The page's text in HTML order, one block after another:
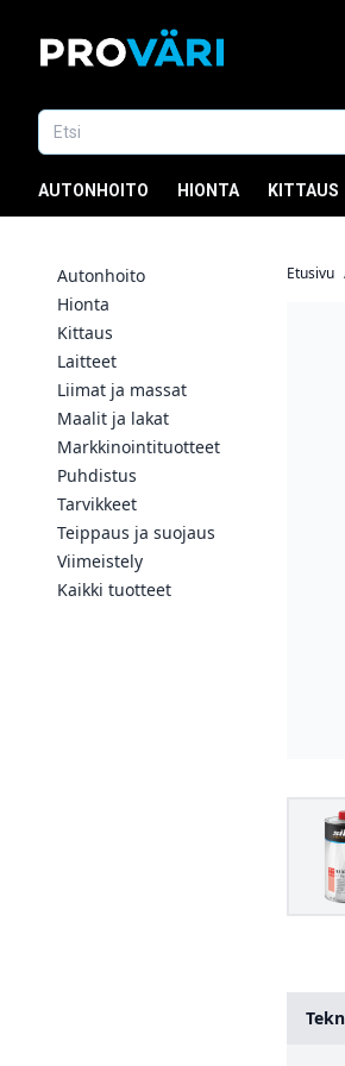
AUTONHOITO HIONTA KITTAUS
Autonhoito
Hionta
Kittaus
Laitteet
Liimat ja massat
Maalit ja lakat
Markkinointituotteet
Puhdistus
Tarvikkeet
Teippaus ja suojaus
Viimeistely
Kaikki tuotteet
Etusivu